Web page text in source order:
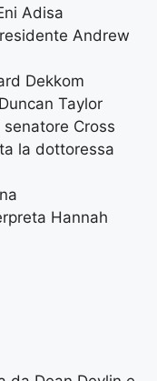
Adisa
Andrew
Dekkom
Taylor
Cross
la dottoressa
Hannah